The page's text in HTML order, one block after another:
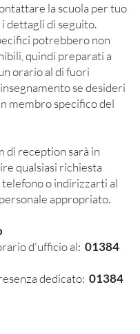
la scuola per tuo
dettagli di seguito.
potrebbero non
quindi preparati a
orario al di fuori
se desideri
membro specifico del
di reception sarà in
qualsiasi richiesta
o indirizzarti al
appropriato.
d'ufficio al: 01384
dedicato: 01384